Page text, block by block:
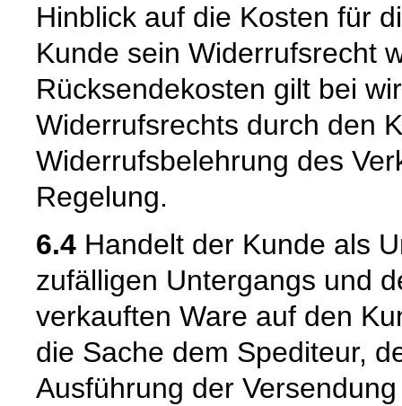
Hinblick auf die Kosten für
Kunde sein Widerrufsrecht
Rücksendekosten gilt bei
Widerrufsrechts durch den
Widerrufsbelehrung des
Regelung.
6.4 Handelt der Kunde als
zufälligen Untergangs und
verkauften Ware auf den
die Sache dem Spediteur,
Ausführung der